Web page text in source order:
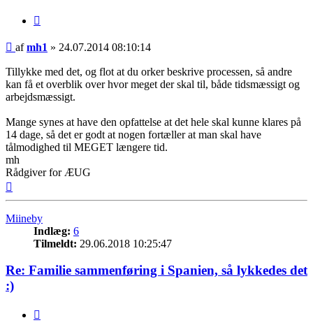
Indlæg
afmh1 » 24.07.2014 08:10:14
Tillykke med det, og flot at du orker beskrive processen, så andre
kan få et overblik over hvor meget der skal til, både tidsmæssigt og
arbejdsmæssigt.
Mange synes at have den opfattelse at det hele skal kunne klares på
14 dage, så det er godt at nogen fortæller at man skal have
tålmodighed til MEGET længere tid.
mh
Rådgiver for ÆUG
Miineby
Indlæg: 6
Tilmeldt: 29.06.2018 10:25:47
Re: Familie sammenføring i Spanien, så lykkedes det
:)